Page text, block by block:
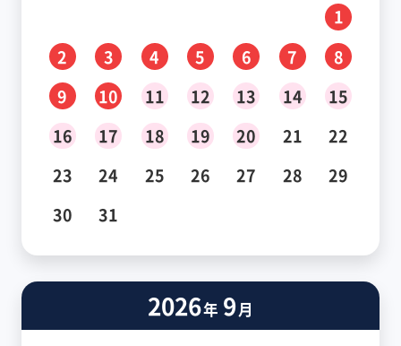
1
2
3 4 5 6 7
8
9
10 11 12 13 14
15
16
17 18 19 20 21
22
23
24 25 26 27 28
29
30
31
2026年 9月